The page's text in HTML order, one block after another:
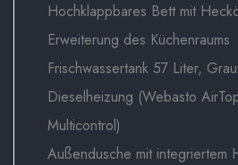
Hochklappbares Bett mit
Erweiterung des Küchenraums
Frischwassertank 57 Liter,
Dieselheizung (Webasto
Multicontrol)
Außendusche mit integriertem